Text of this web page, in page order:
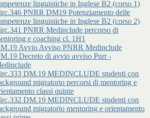
linguistiche in Inglese B2 (corso 1)
PNRR DM19 Potenziamento delle
linguistiche in Inglese B2 (corso 2)
PNRR Medinclude percorso di
e coaching cl. 1H1
Avvio Avviso PNRR Medinclude
Decreto di avvio avviso Pnrr -
DM.19 MEDINCLUDE studenti con
migratorio percorsi di mentoring e
classi quinte
DM.19 MEDINCLUDE studenti con
migratorio mentoring e orientamento